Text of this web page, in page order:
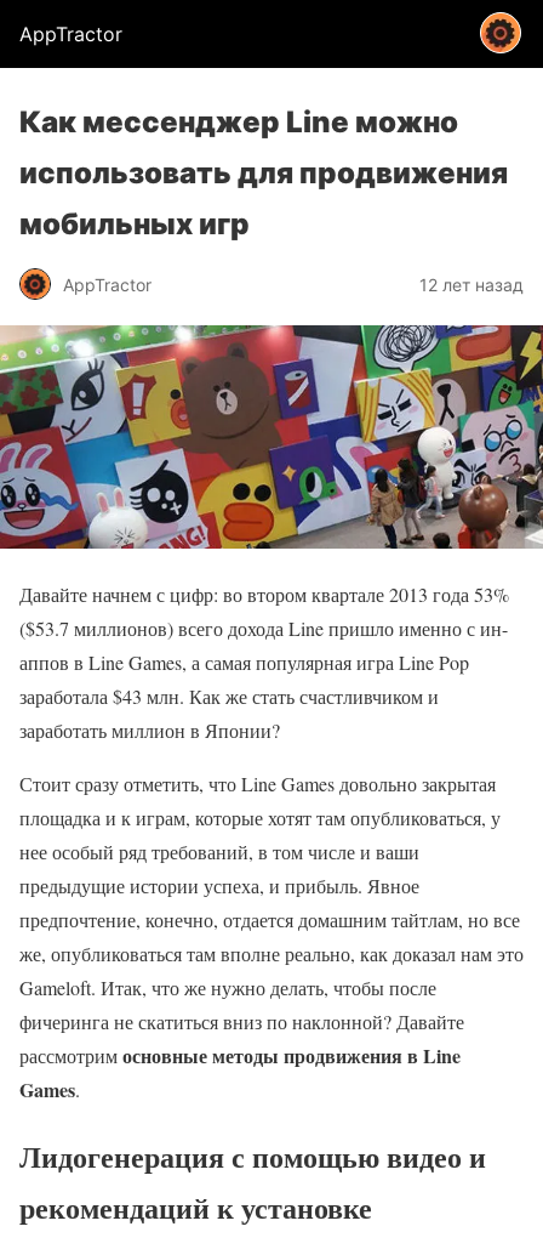
AppTractor
Как мессенджер Line можно
использовать для продвижения
мобильных игр
AppTractor 12 лет назад
Давайте начнем с цифр: во втором квартале 2013 года 53%
($53.7 миллионов) всего дохода Line пришло именно с ин-
аппов в Line Games, а самая популярная игра Line Pop
заработала $43 млн. Как же стать счастливчиком и
заработать миллион в Японии?
Стоит сразу отметить, что Line Games довольно закрытая
площадка и к играм, которые хотят там опубликоваться, у
нее особый ряд требований, в том числе и ваши
предыдущие истории успеха, и прибыль. Явное
предпочтение, конечно, отдается домашним тайтлам, но все
же, опубликоваться там вполне реально, как доказал нам это
Gameloft. Итак, что же нужно делать, чтобы после
фичеринга не скатиться вниз по наклонной? Давайте
рассмотримосновные методы продвижения в Line
Games.
Лидогенерация с помощью видео и
рекомендаций к установке